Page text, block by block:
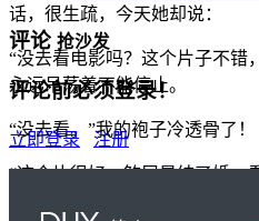
话，很生疏，今天她却说：
“没去看电影吗？这个片子不错
永远吊荡着不能停止。
“没去看。”我的袍子冷透骨了！
“这个片很好，煞尾是结了婚，
评论 抢沙发
评论前必须登录！
立即登录 注册